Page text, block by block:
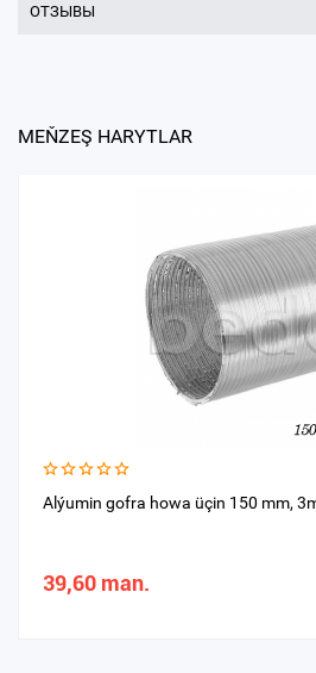
ОТЗЫВЫ
MEŇZEŞ HARYTLAR
Alýumin gofra howa üçin 150 mm,
39,60 man.